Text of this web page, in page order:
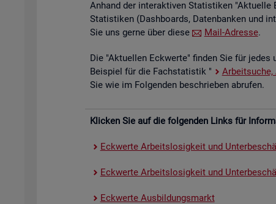
An­hand der in­ter­ak­ti­ven Sta­tis­ti­ken
Sta­tis­ti­ken (Da­sh­boards, Da­ten­ban­ken und
Sie uns gerne über diese
Mail-Adres­se.
Die "Ak­tu­el­len Eck­wer­te" fin­den Sie für
Bei­spiel für die Fach­sta­tis­tik "
Sie wie im Fol­gen­den be­schrie­ben ab­ru­fen.
Kli­cken Sie auf die fol­gen­den Links für
Eck­wer­te Ar­beits­lo­sig­keit und
Eck­wer­te Ar­beits­lo­sig­keit und
Eck­wer­te Aus­bil­dungs­markt